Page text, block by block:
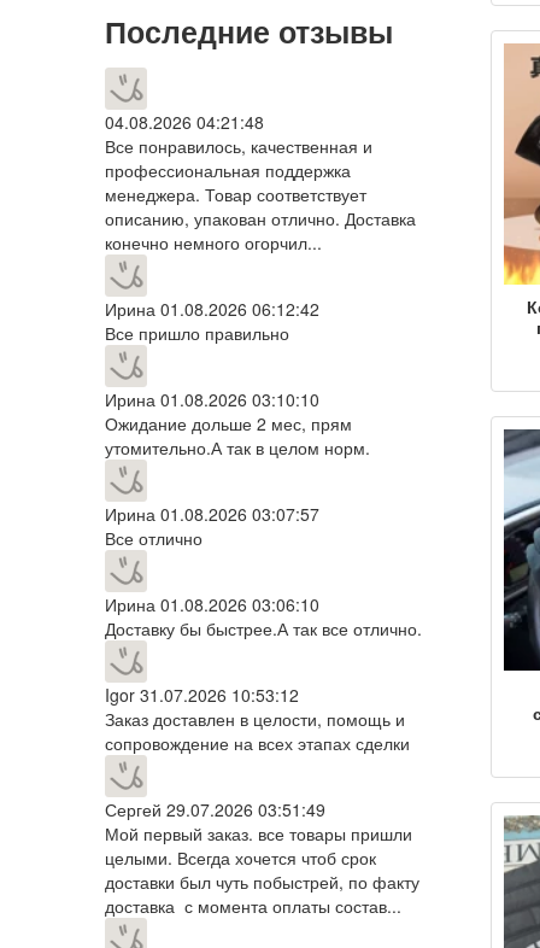
Последние отзывы
04.08.2026 04:21:48
Все понравилось, качественная и
профессиональная поддержка
менеджера. Товар соответствует
описанию, упакован отлично. Доставка
конечно немного огорчил...
Ирина 01.08.2026 06:12:42
Все пришло правильно
Ирина 01.08.2026 03:10:10
Ожидание дольше 2 мес, прям
утомительно.А так в целом норм.
Ирина 01.08.2026 03:07:57
Все отлично
Ирина 01.08.2026 03:06:10
Доставку бы быстрее.А так все отлично.
Igor 31.07.2026 10:53:12
Заказ доставлен в целости, помощь и
сопровождение на всех этапах сделки
Сергей 29.07.2026 03:51:49
Мой первый заказ. все товары пришли
целыми. Всегда хочется чтоб срок
доставки был чуть побыстрей, по факту
доставка с момента оплаты состав...